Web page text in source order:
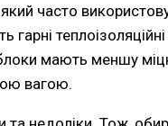
який часто
мають меншу
вагою.